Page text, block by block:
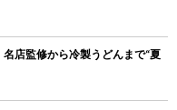
店監修から冷製うどんまで“夏